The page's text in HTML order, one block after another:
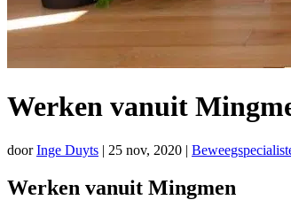
Werken vanuit
doorInge Duyts | 25 nov, 2020 |
Werken vanuit Mingmen